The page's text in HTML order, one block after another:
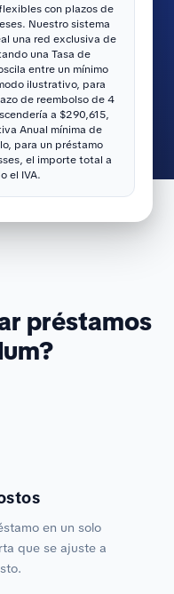
con plazos de
Nuestro sistema
una red exclusiva de
una Tasa de
entre un mínimo
ilustrativo, para
de reembolso de 4
a $290,615,
Anual mínima de
para un préstamo
el importe total a
el IVA.
préstamos
en un solo
que se ajuste a